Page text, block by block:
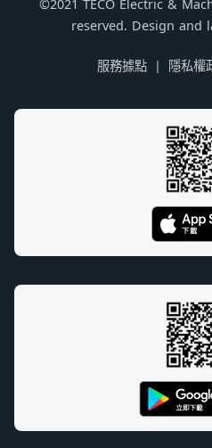
©2021 TECO Electric &
reserved. Design and
服務據點 隱私權